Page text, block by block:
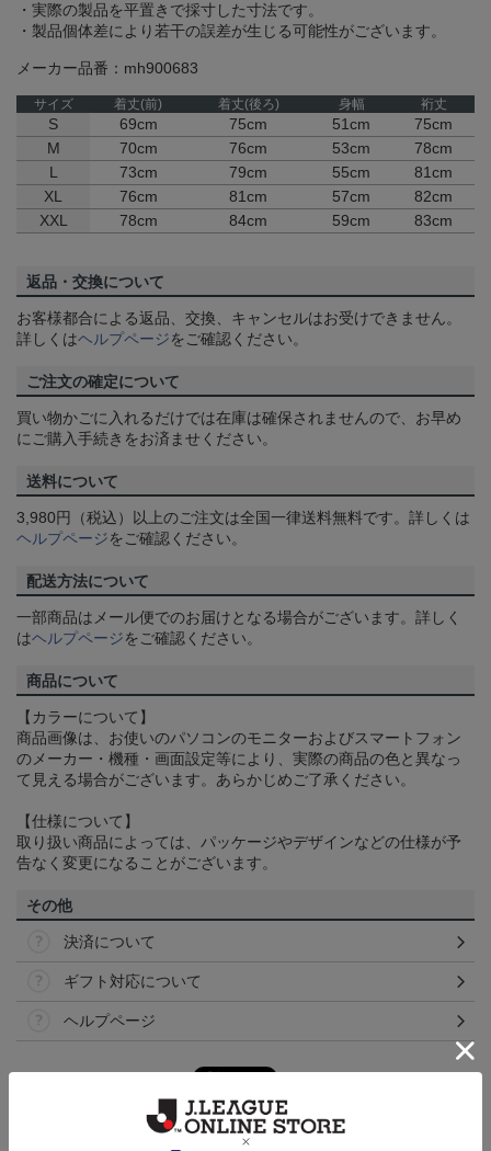
・実際の製品を平置きで採寸した寸法です。
・製品個体差により若干の誤差が生じる可能性がございます。
メーカー品番：mh900683
サイズ 着丈(前) 着丈(後ろ) 身幅 裄丈
S 69cm 75cm 51cm
75cm
M
70cm 76cm 53cm
78cm
L
73cm 79cm 55cm
81cm
XL
76cm 81cm 57cm
82cm
XXL
78cm 84cm 59cm 83cm
返品・交換について
お客様都合による返品、交換、キャンセルはお受けできません。
詳しくはヘルプページをご確認ください。
ご注文の確定について
買い物かごに入れるだけでは在庫は確保されませんので、お早め
にご購入手続きをお済ませください。
送料について
3,980円（税込）以上のご注文は全国一律送料無料です。詳しくは
ヘルプページをご確認ください。
配送方法について
一部商品はメール便でのお届けとなる場合がございます。詳しく
はヘルプページをご確認ください。
商品について
【カラーについて】
商品画像は、お使いのパソコンのモニターおよびスマートフォン
のメーカー・機種・画面設定等により、実際の商品の色と異なっ
て見える場合がございます。あらかじめご了承ください。
【仕様について】
取り扱い商品によっては、パッケージやデザインなどの仕様が予
告なく変更になることがございます。
その他
決済について
ギフト対応について
ヘルプページ